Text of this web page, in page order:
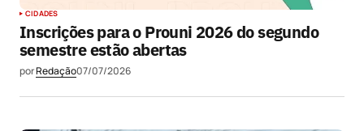
CIDADES
Inscrições para o Prouni 2026 do segundo
semestre estão abertas
porRedação07/07/2026